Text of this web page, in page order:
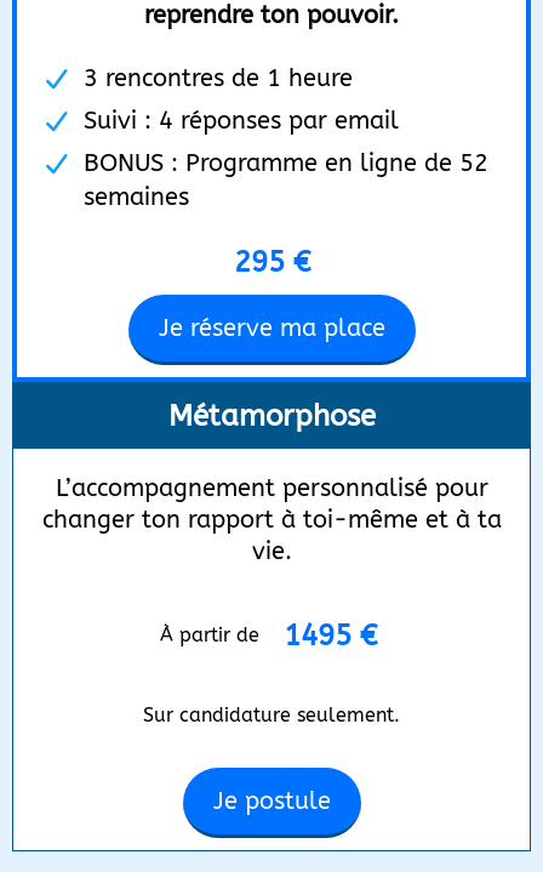
reprendre ton pouvoir.
3 rencontres de 1 heure
Suivi : 4 réponses par email
BONUS : Programme en ligne de 52
semaines
295 €
Je réserve ma place
Métamorphose
L’accompagnement personnalisé pour
changer ton rapport à toi-même et à ta
vie.
À partir de 1495 €
Sur candidature seulement.
Je postule